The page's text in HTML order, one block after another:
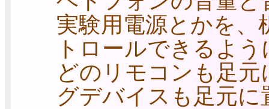
実験用電源とかを
トロールできるよ
どのリモコンも足
グデバイスも足元に